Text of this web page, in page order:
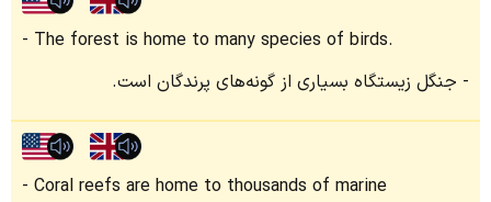
The forest is home to many species of birds.
جنگل زیستگاه بسیاری از گونه‌های پرندگان است.
Coral reefs are home to thousands of marine